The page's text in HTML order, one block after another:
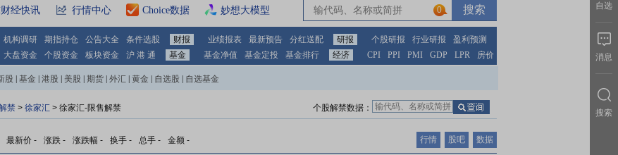
经快讯 行情中心 Choice数据 妙想大模型 0
机构调研 期指持仓 公告大全 条件选股 财报 业绩报表 最新预告 分红送配 研报 个股研报 行业研报
盈利预测
大盘资金 个股资金 板块资金 沪 港 通 基金 基金净值 基金定投 基金排行 经济 CPI PPI PMI GDP LPR 房价
股 基金 港股 美股 期货 外汇 黄金 自选股 自选基金
禁 > 徐家汇 > 徐家汇-限售解禁 个股解禁数据：
最新价 - 涨跌 - 涨跌幅 - 换手 - 总手 - 金额 - 行情 股吧 数据
自选
消息
搜索